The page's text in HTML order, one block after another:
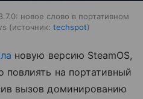
новое слово в портативном
источник: techspot
новую версию SteamOS,
повлиять на портативный
вызов доминированию